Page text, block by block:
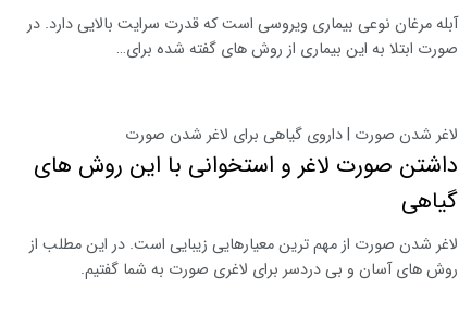
آبله مرغان نوعی بیماری ویروسی است که قدرت سرایت بالایی دارد. در
صورت ابتلا به این بیماری از روش های گفته شده برای…
لاغر شدن صورت | داروی گیاهی برای لاغر شدن صورت
داشتن صورت لاغر و استخوانی با این روش های
گیاهی
لاغر شدن صورت از مهم ترین معیارهایی زیبایی است. در این مطلب از
روش های آسان و بی دردسر برای لاغری صورت به شما گفتیم.